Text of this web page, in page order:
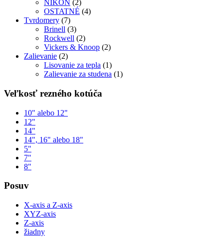
NIKON (2)
OSTATNÉ (4)
Tvrdomery (7)
Brinell (3)
Rockwell (2)
Vickers & Knoop (2)
Zalievanie (2)
Lisovanie za tepla (1)
Zalievanie za studena (1)
Veľkosť rezného kotúča
10" alebo 12"
12"
14"
14", 16" alebo 18"
5"
7"
8"
Posuv
X-axis a Z-axis
XYZ-axis
Z-axis
žiadny